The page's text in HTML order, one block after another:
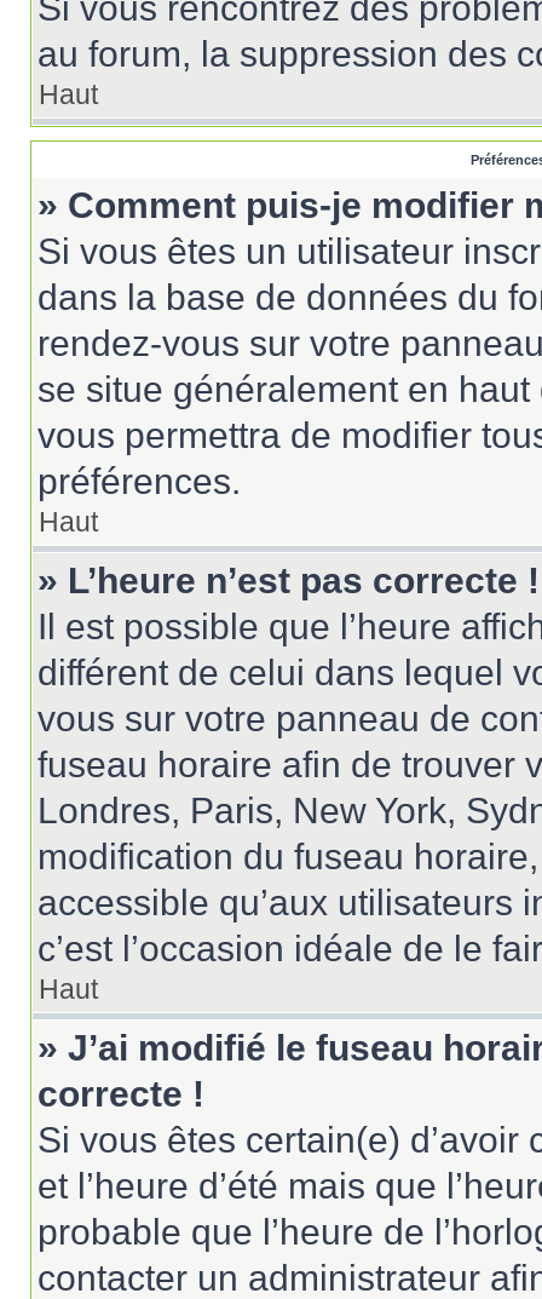
au forum, la suppression des
Haut
» Comment puis-je modifier
Si vous êtes un utilisateur
dans la base de données du
rendez-vous sur votre
se situe généralement en
vous permettra de modifier
préférences.
Haut
» L’heure n’est pas correcte !
Il est possible que l’heure
différent de celui dans lequel
vous sur votre panneau de
fuseau horaire afin de trouver
Londres, Paris, New York,
modification du fuseau
accessible qu’aux utilisateurs
c’est l’occasion idéale de le
Haut
» J’ai modifié le fuseau
correcte !
Si vous êtes certain(e)
et l’heure d’été mais que
probable que l’heure de
contacter un administrateur